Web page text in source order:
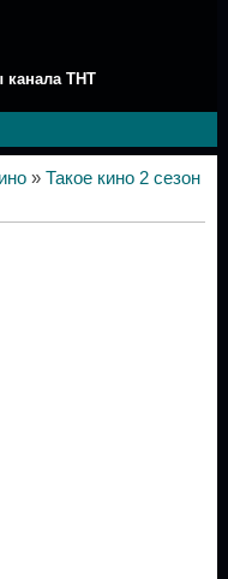
канала ТНТ
» Такое кино 2 сезон